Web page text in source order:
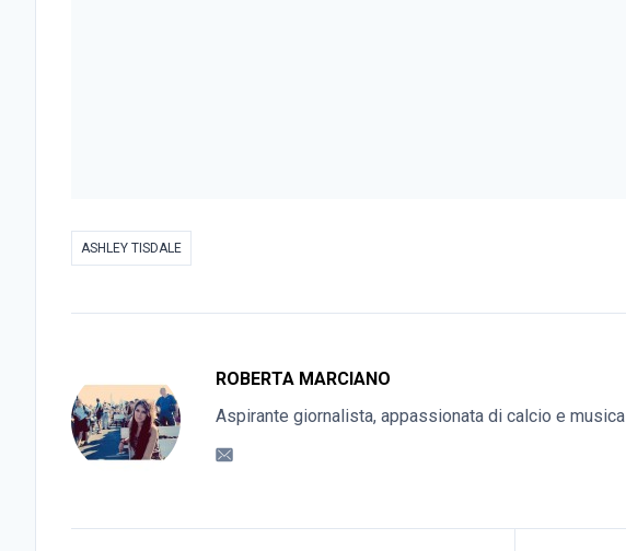
ASHLEY TISDALE
ROBERTA MARCIANO
Aspirante giornalista, appassionata di calcio e musica